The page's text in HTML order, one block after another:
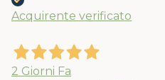
Acquirente verificato
2 Giorni Fa